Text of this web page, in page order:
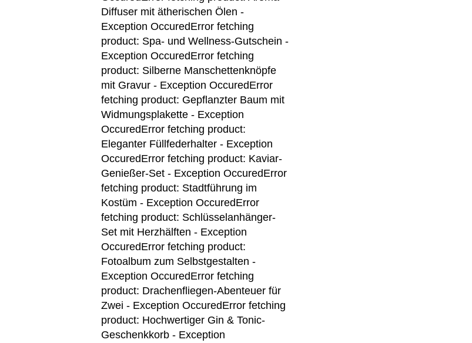
Diffuser mit ätherischen Ölen -
Exception OccuredError fetching
product: Spa- und Wellness-Gutschein -
Exception OccuredError fetching
product: Silberne Manschettenknöpfe
mit Gravur - Exception OccuredError
fetching product: Gepflanzter Baum mit
Widmungsplakette - Exception
OccuredError fetching product:
Eleganter Füllfederhalter - Exception
OccuredError fetching product: Kaviar-
Genießer-Set - Exception OccuredError
fetching product: Stadtführung im
Kostüm - Exception OccuredError
fetching product: Schlüsselanhänger-
Set mit Herzhälften - Exception
OccuredError fetching product:
Fotoalbum zum Selbstgestalten -
Exception OccuredError fetching
product: Drachenfliegen-Abenteuer für
Zwei - Exception OccuredError fetching
product: Hochwertiger Gin & Tonic-
Geschenkkorb - Exception